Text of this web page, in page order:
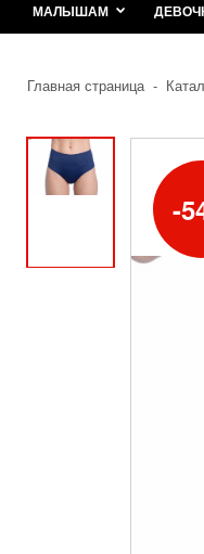
МАЛЫШАМ
Главная страница -